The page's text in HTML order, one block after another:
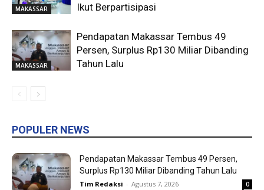
MAKASSAR
Ikut Berpartisipasi
MAKASSAR
Pendapatan Makassar Tembus 49
Persen, Surplus Rp130 Miliar Dibanding
Tahun Lalu
POPULER NEWS
Pendapatan Makassar Tembus 49 Persen,
Surplus Rp130 Miliar Dibanding Tahun Lalu
Tim Redaksi - Agustus 7, 2026 0